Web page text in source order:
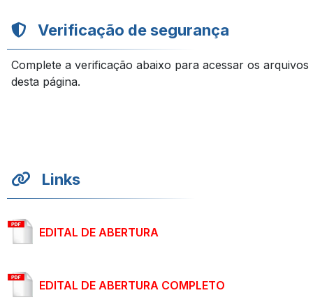
Verificação de segurança
Complete a verificação abaixo para acessar os arquivos
desta página.
Links
EDITAL DE ABERTURA
EDITAL DE ABERTURA COMPLETO